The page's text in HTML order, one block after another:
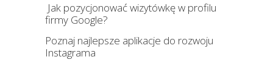
Jak pozycjonować wizytówkę w profilu
firmy Google?
Poznaj najlepsze aplikacje do rozwoju
Instagrama